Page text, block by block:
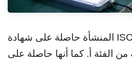
المنشأة حاصلة على شهادة ISO9001:2008، وتتمتع
من الفئة أ. كما أنها حاصلة على